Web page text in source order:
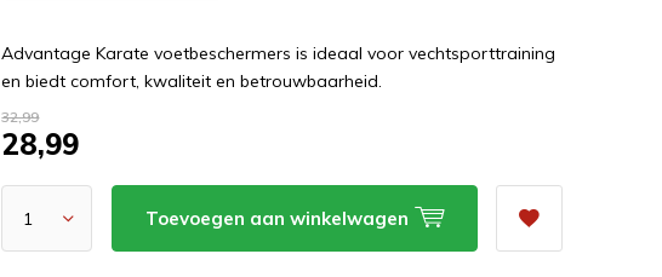
Advantage Karate voetbeschermers is ideaal voor vechtsporttraining
en biedt comfort, kwaliteit en betrouwbaarheid.
32,99
28,99
Toevoegen aan winkelwagen